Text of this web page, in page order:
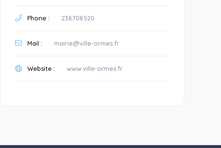
Phone : 238708520
Mail : mairie@ville-ormes.fr
Website : www.ville-ormes.fr